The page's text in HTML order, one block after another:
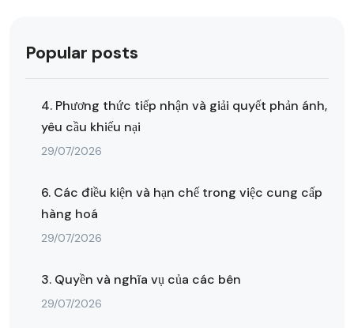
Popular posts
4. Phương thức tiếp nhận và giải quyết phản ánh,
yêu cầu khiếu nại
29/07/2026
6. Các điều kiện và hạn chế trong việc cung cấp
hàng hoá
29/07/2026
3. Quyền và nghĩa vụ của các bên
29/07/2026